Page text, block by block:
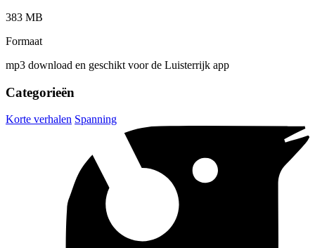
383 MB
Formaat
mp3 download en geschikt voor de Luisterrijk app
Categorieën
Korte verhalen Spanning